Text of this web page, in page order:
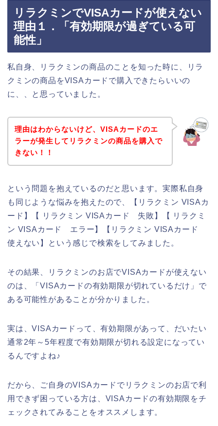
リラクミンでVISAカードが使えない
理由１．「有効期限が過ぎている可
能性」
私自身、リラクミンの商品のことを知った時に、リラ
クミンの商品をVISAカードで購入できたらいいの
に、、と思っていました。
理由はわからないけど、VISAカードのエ
ラーが発生してリラクミンの商品を購入で
きない！！
という問題を抱えているのだと思います。実際私自身
も同じような悩みを抱えたので、【リラクミン VISAカ
ード】【 リラクミン VISAカード 失敗】【 リラクミ
ン VISAカード エラー】【リラクミン VISAカード
使えない】という感じで検索をしてみました。
その結果、リラクミンのお店でVISAカードが使えない
のは、「VISAカードの有効期限が切れているだけ」で
ある可能性があることが分かりました。
実は、VISAカードって、有効期限があって、だいたい
通常2年～5年程度で有効期限が切れる設定になってい
るんですよね♪
だから、ご自身のVISAカードでリラクミンのお店で利
用できず困っている方は、VISAカードの有効期限をチ
ェックされてみることをオススメします。